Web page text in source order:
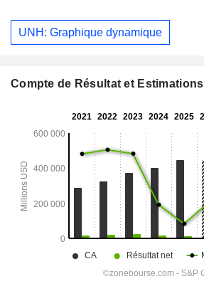
UNH: Graphique dynamique
Compte de Résultat et Estimations